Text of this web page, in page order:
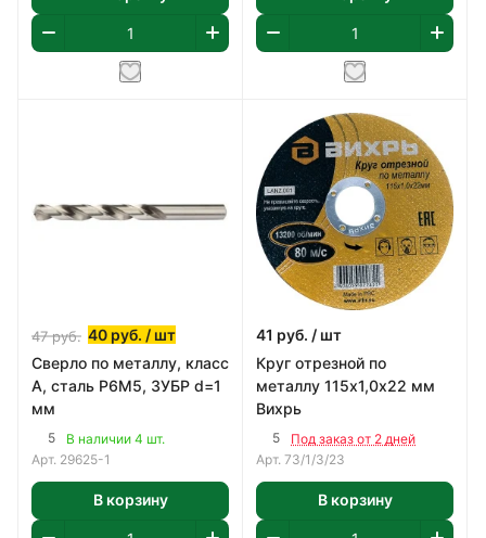
47руб. 40 руб. / шт
Сверло по металлу, класс
А, сталь Р6М5, ЗУБР d=1
мм
5
В наличии 4 шт.
Арт. 29625-1
В корзину
41 руб. / шт
Круг отрезной по
металлу 115х1,0х22 мм
Вихрь
5
Под заказ от 2 дней
Арт. 73/1/3/23
В корзину